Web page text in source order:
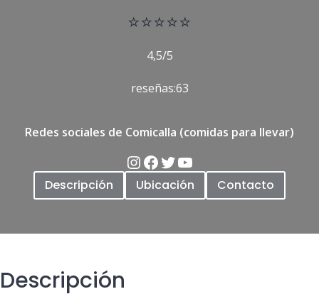
⭐⭐⭐⭐⭐
4,5/5
reseñas:63
Redes sociales de Comicalla (comidas para llevar)
Descripción Ubicación Contacto
Descripción